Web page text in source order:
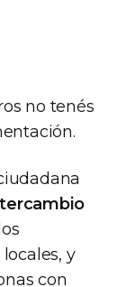
no tenés
y
con